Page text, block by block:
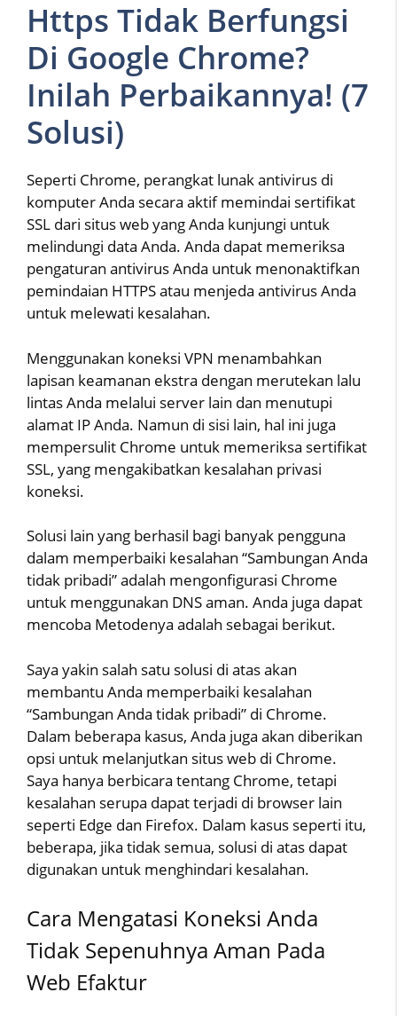
Https Tidak Berfungsi
Di Google Chrome?
Inilah Perbaikannya! (7
Solusi)
Seperti Chrome, perangkat lunak antivirus di
komputer Anda secara aktif memindai sertifikat
SSL dari situs web yang Anda kunjungi untuk
melindungi data Anda. Anda dapat memeriksa
pengaturan antivirus Anda untuk menonaktifkan
pemindaian HTTPS atau menjeda antivirus Anda
untuk melewati kesalahan.
Menggunakan koneksi VPN menambahkan
lapisan keamanan ekstra dengan merutekan lalu
lintas Anda melalui server lain dan menutupi
alamat IP Anda. Namun di sisi lain, hal ini juga
mempersulit Chrome untuk memeriksa sertifikat
SSL, yang mengakibatkan kesalahan privasi
koneksi.
Solusi lain yang berhasil bagi banyak pengguna
dalam memperbaiki kesalahan “Sambungan Anda
tidak pribadi” adalah mengonfigurasi Chrome
untuk menggunakan DNS aman. Anda juga dapat
mencoba Metodenya adalah sebagai berikut.
Saya yakin salah satu solusi di atas akan
membantu Anda memperbaiki kesalahan
“Sambungan Anda tidak pribadi” di Chrome.
Dalam beberapa kasus, Anda juga akan diberikan
opsi untuk melanjutkan situs web di Chrome.
Saya hanya berbicara tentang Chrome, tetapi
kesalahan serupa dapat terjadi di browser lain
seperti Edge dan Firefox. Dalam kasus seperti itu,
beberapa, jika tidak semua, solusi di atas dapat
digunakan untuk menghindari kesalahan.
Cara Mengatasi Koneksi Anda
Tidak Sepenuhnya Aman Pada
Web Efaktur